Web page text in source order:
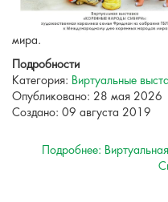
мира.
Подробности
Категория: Виртуальные
Опубликовано: 28 мая 2026
Создано: 09 августа 2019
Подробнее: